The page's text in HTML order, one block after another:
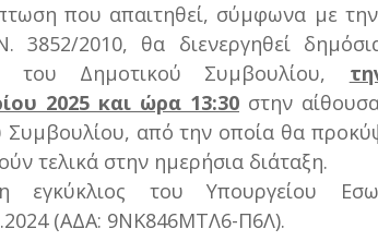
που απαιτηθεί, σύμφωνα με
3852/2010, θα διενεργηθεί
του Δημοτικού Συμβουλίου,
2025 και ώρα 13:30 στην
Συμβουλίου, από την οποία θα
τελικά στην ημερήσια διάταξη.
εγκύκλιος του Υπουργείου
(ΑΔΑ: 9ΝΚ846ΜΤΛ6-Π6Λ).